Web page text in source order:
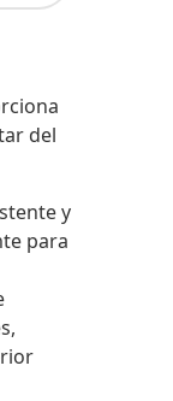
del
y
para